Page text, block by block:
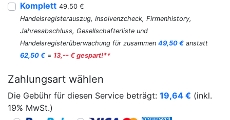
Komplett 49,50 €
Handelsregisterauszug, Insolvenzcheck, Firmenhistory,
Jahresabschluss, Gesellschafterliste und
Handelsregisterüberwachung für zusammen 49,50 € anstatt
62,50 € = 13,-- € gespart!**
Zahlungsart wählen
Die Gebühr für diesen Service beträgt: 19,64 € (inkl.
19% MwSt.)